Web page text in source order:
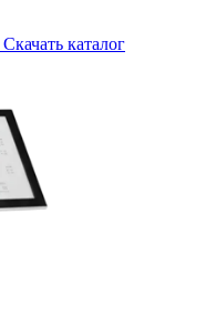
Скачать каталог